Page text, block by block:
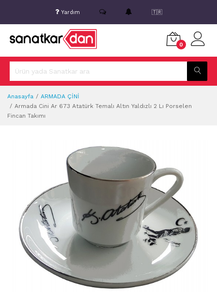
Yardım 🇹🇷
0
Anasayfa
ARMADA ÇİNİ
Armada Cini Ar 673 Atatürk Temalı Altın Yaldızlı 2 Lı Porselen
Fincan Takımı